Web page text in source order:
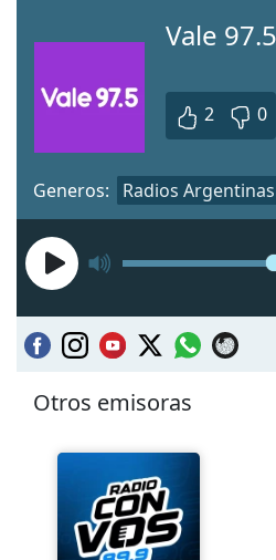
Vale 97.5
2 0
Generos: Radios Argentinas
Otros emisoras